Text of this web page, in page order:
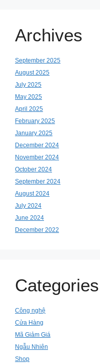
Archives
September 2025
August 2025
July 2025
May 2025
April 2025
February 2025
January 2025
December 2024
November 2024
October 2024
September 2024
August 2024
July 2024
June 2024
December 2022
Categories
Công nghệ
Cửa Hàng
Mã Giảm Giá
Ngẫu Nhiên
Shop